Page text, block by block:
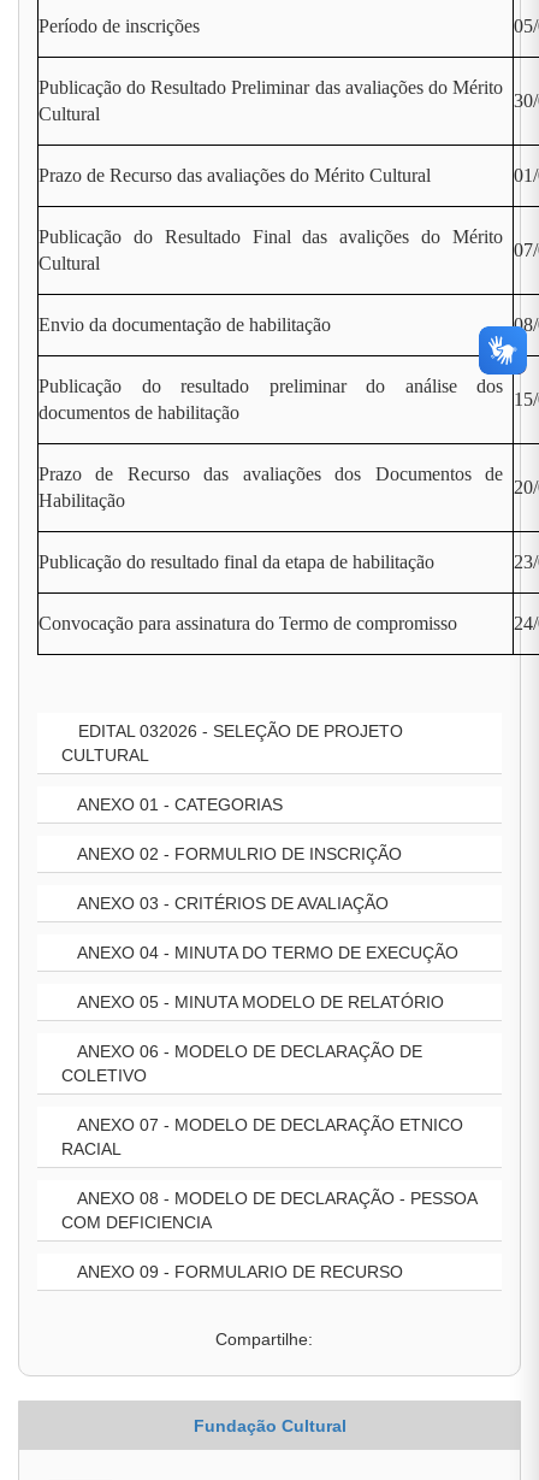
Período de inscrições
Publicação do Resultado Preliminar das avaliações do Mérito
Cultural
Prazo de Recurso das avaliações do Mérito Cultural
Publicação do Resultado Final das avalições do Mérito
Cultural
Envio da documentação de habilitação
Publicação do resultado preliminar do análise dos
documentos de habilitação
Prazo de Recurso das avaliações dos Documentos de
Habilitação
Publicação do resultado final da etapa de habilitação
Convocação para assinatura do Termo de compromisso
EDITAL 032026 - SELEÇÃO DE PROJETO
CULTURAL
ANEXO 01 - CATEGORIAS
ANEXO 02 - FORMULRIO DE INSCRIÇÃO
ANEXO 03 - CRITÉRIOS DE AVALIAÇÃO
ANEXO 04 - MINUTA DO TERMO DE EXECUÇÃO
ANEXO 05 - MINUTA MODELO DE RELATÓRIO
ANEXO 06 - MODELO DE DECLARAÇÃO DE
COLETIVO
ANEXO 07 - MODELO DE DECLARAÇÃO ETNICO
RACIAL
ANEXO 08 - MODELO DE DECLARAÇÃO - PESSOA
COM DEFICIENCIA
ANEXO 09 - FORMULARIO DE RECURSO
Compartilhe:
Fundação Cultural